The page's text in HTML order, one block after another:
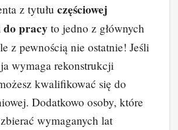
z tytułu częściowej
do pracy to jedno z głównych
z pewnością nie ostatnie! Jeśli
wymaga rekonstrukcji
kwalifikować się do
Dodatkowo osoby, które
wymaganych lat